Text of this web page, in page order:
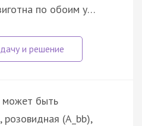
по обоим у…
может быть
розовидная (А_bb),